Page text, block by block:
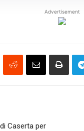
Advertisement
Caserta per